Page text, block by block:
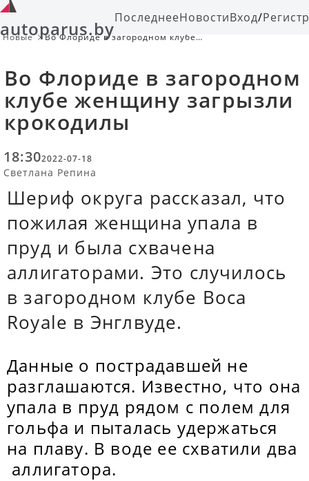
autoparus.byПоследнееНовостиВход/
Новые
Во Флориде в загородном клубе
Во Флориде в загородном
клубе женщину загрызли
крокодилы
18:302022-07-18
Светлана Репина
Шериф округа рассказал, что
пожилая женщина упала в
пруд и была схвачена
аллигаторами. Это случилось
в загородном клубе Boca
Royale в Энглвуде.
Данные о пострадавшей не
разглашаются. Известно, что она
упала в пруд рядом с полем для
гольфа и пыталась удержаться
на плаву. В воде ее схватили два
аллигатора.